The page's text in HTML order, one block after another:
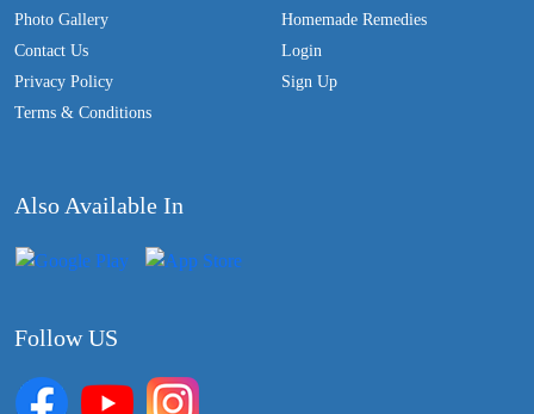
Photo Gallery
Contact Us
Privacy Policy
Terms & Conditions
Homemade Remedies
Login
Sign Up
Also Available In
Follow US